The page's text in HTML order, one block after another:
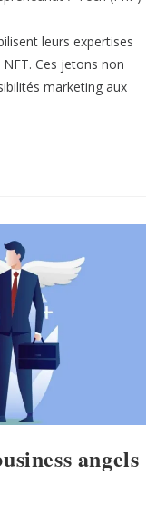
leurs expertises
Ces jetons non
marketing aux
angels